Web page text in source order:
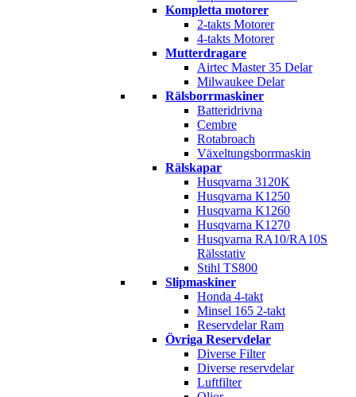
Kompletta motorer
2-takts Motorer
4-takts Motorer
Mutterdragare
Airtec Master 35 Delar
Milwaukee Delar
Rälsborrmaskiner
Batteridrivna
Cembre
Rotabroach
Växeltungsborrmaskin
Rälskapar
Husqvarna 3120K
Husqvarna K1250
Husqvarna K1260
Husqvarna K1270
Husqvarna RA10/RA10S
Rälsstativ
Stihl TS800
Slipmaskiner
Honda 4-takt
Minsel 165 2-takt
Reservdelar Ram
Övriga Reservdelar
Diverse Filter
Diverse reservdelar
Luftfilter